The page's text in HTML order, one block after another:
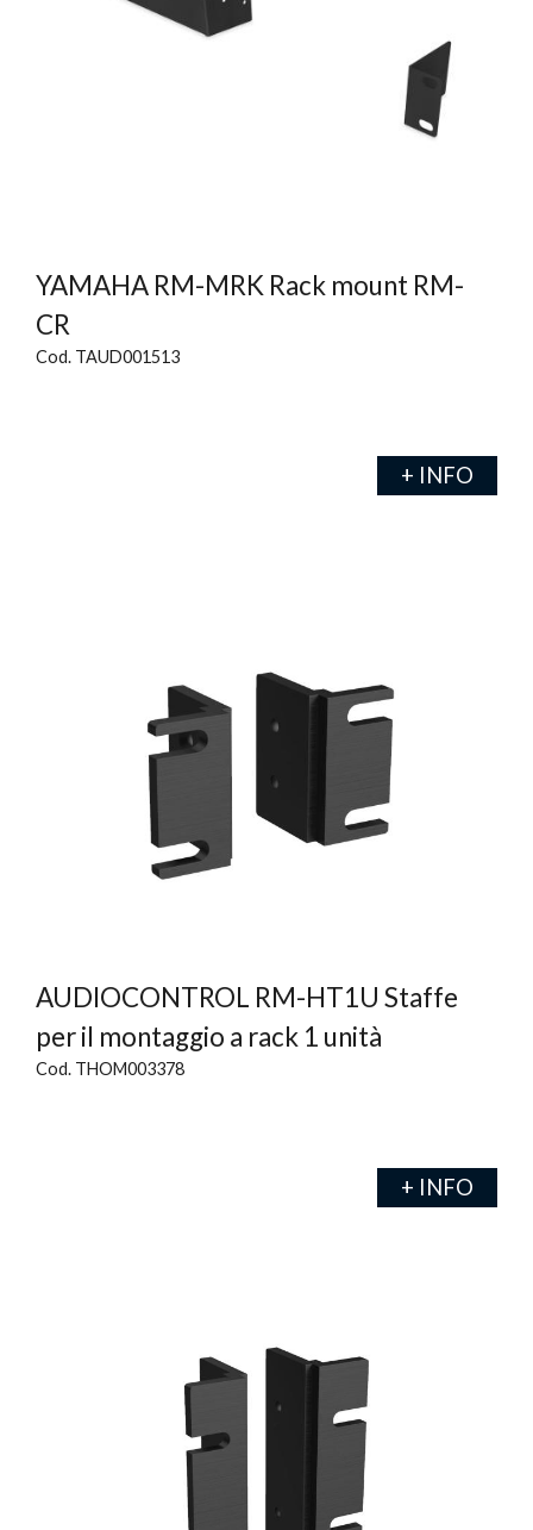
YAMAHA RM-MRK Rack mount RM-
CR
Cod. TAUD001513
+ INFO
AUDIOCONTROL RM-HT1U Staffe
per il montaggio a rack 1 unità
Cod. THOM003378
+ INFO